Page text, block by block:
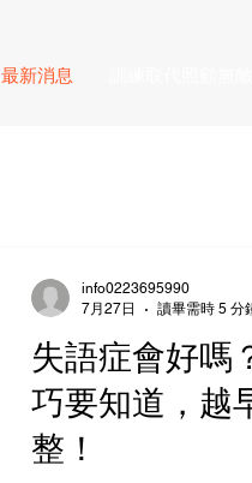
最新消息
失語症會好嗎
巧要知道，越
整！
info0223695990
7月27日
讀畢需時 5 分